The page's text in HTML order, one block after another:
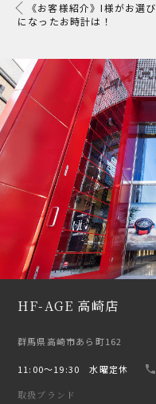
《お客様紹介》I様がお選び
になったお時計は！
HF-AGE 高崎店
群馬県高崎市あら町162
11:00〜19:30 水曜定休
取扱ブランド